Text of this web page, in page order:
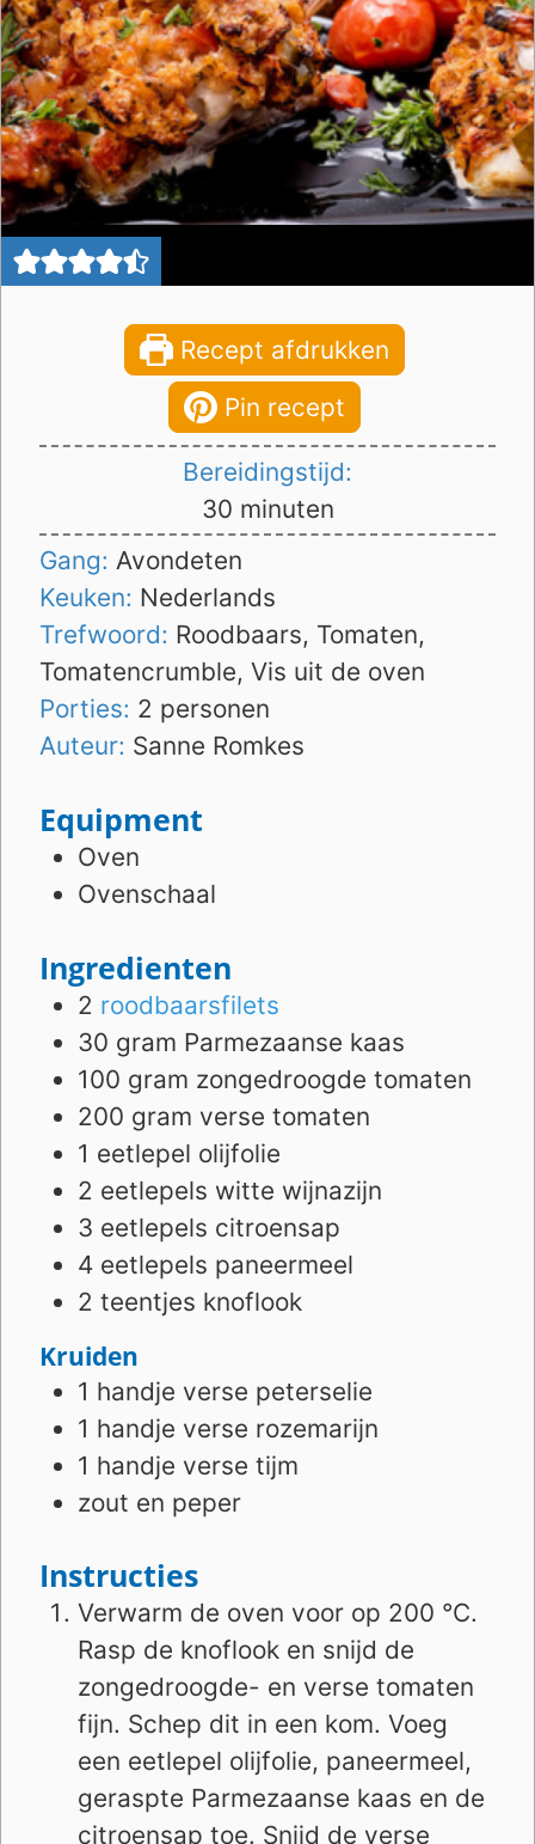
Recept afdrukken
Pin recept
Bereidingstijd:
30minuten
minuten
Gang: Avondeten
Keuken: Nederlands
Trefwoord: Roodbaars, Tomaten,
Tomatencrumble, Vis uit de oven
Porties: 2 personen
Auteur: Sanne Romkes
Equipment
Oven
Ovenschaal
Ingredienten
2 roodbaarsfilets
30 gram Parmezaanse kaas
100 gram zongedroogde tomaten
200 gram verse tomaten
1 eetlepel olijfolie
2 eetlepels witte wijnazijn
3 eetlepels citroensap
4 eetlepels paneermeel
2 teentjes knoflook
Kruiden
1 handje verse peterselie
1 handje verse rozemarijn
1 handje verse tijm
zout en peper
Instructies
Verwarm de oven voor op 200 °C.
Rasp de knoflook en snijd de
zongedroogde- en verse tomaten
fijn. Schep dit in een kom. Voeg
een eetlepel olijfolie, paneermeel,
geraspte Parmezaanse kaas en de
citroensap toe. Snijd de verse